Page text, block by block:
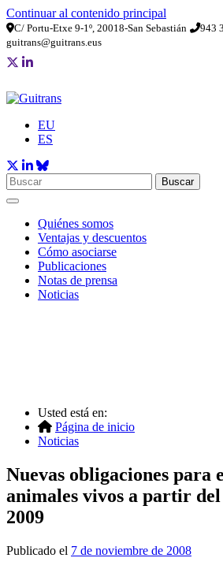
Continuar al contenido principal
C/ Portu-Etxe 9-1º, 20018-San Sebastián
943
guitrans@guitrans.eus
EU
ES
Buscar
Quiénes somos
Ventajas y descuentos
Cómo asociarse
Publicaciones
Notas de prensa
Noticias
Usted está en:
Página de inicio
Noticias
Nuevas obligaciones para
animales vivos a partir del
2009
Publicado el 7 de noviembre de 2008